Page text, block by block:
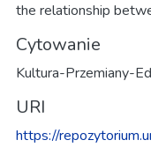
the relationship
Cytowanie
Kultura-Przemiany-
URI
https://